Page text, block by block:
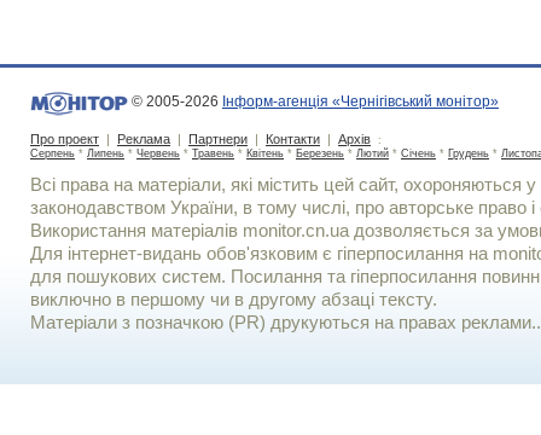
© 2005-2026 Інформ-агенція «Чернігівський монітор»
Про проект | Реклама | Партнери | Контакти | Архів :
Серпень * Липень * Червень * Травень * Квітень * Березень * Лютий * Січень * Грудень *
Всі права на матеріали, які містить цей сайт, охороняються у
законодавством України, в тому числі, про авторське право і
Використання матерiалiв monitor.cn.ua дозволяється за
Для iнтернет-видань обов'язковим є гiперпосилання на
для пошукових систем. Посилання та гіперпосилання
виключно в першому чи в другому абзаці тексту.
Матеріали з позначкою (PR) друкуються на правах реклами..